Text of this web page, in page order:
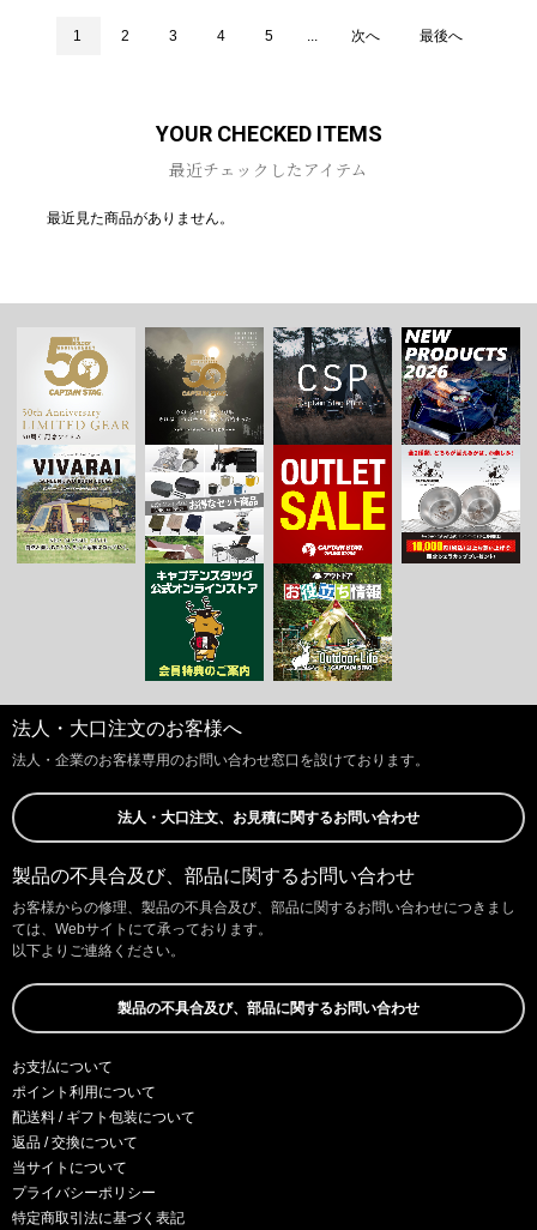
1 2 3 4 5 次へ 最後へ
YOUR CHECKED ITEMS
最近チェックしたアイテム
最近見た商品がありません。
法人・大口注文のお客様へ
法人・企業のお客様専用のお問い合わせ窓口を設けております。
法人・大口注文、お見積に関するお問い合わせ
製品の不具合及び、部品に関するお問い合わせ
お客様からの修理、製品の不具合及び、部品に関するお問い合わせにつきまし
ては、Webサイトにて承っております。
以下よりご連絡ください。
製品の不具合及び、部品に関するお問い合わせ
お支払について
ポイント利用について
配送料 / ギフト包装について
返品 / 交換について
当サイトについて
プライバシーポリシー
特定商取引法に基づく表記